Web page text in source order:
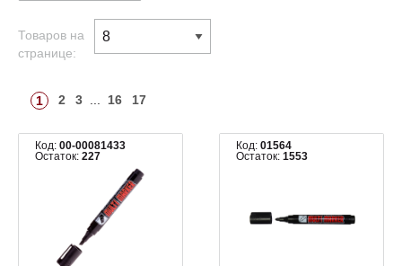
Товаров на
странице:
1 2 3 16 17
Код: 00-00081433
Остаток: 227
Код:01564
Остаток:1553